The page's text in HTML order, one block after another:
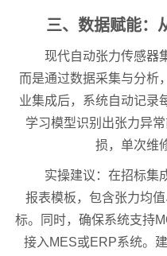
三、数据赋能：
现代自动张力传感器
而是通过数据采集与分析
业集成后，系统自动记录
学习模型识别出张力异
损，单次维
实操建议：在招标集
报表模板，包含张力均
标。同时，确保系统支持
接入MES或ERP系统。